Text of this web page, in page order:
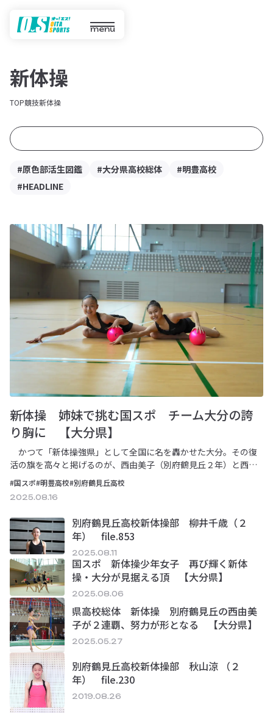
menu
新体操
TOP競技新体操
#原色部活生図鑑 #大分県高校総体
#明豊高校
#HEADLINE
新体操 姉妹で挑む国スポ チーム大分の誇
り胸に 【大分県】
かつて「新体操強県」として全国に名を轟かせた大分。その復
活の旗を高々と掲げるのが、西由美子（別府鶴見丘２年）と西真
美子（明豊中３年）の姉妹である。国スポ九州ブ…
#国スポ#明豊高校#別府鶴見丘高校
2025.08.16
別府鶴見丘高校新体操部 柳井千歳（２
年） file.853
2025.08.11
国スポ 新体操少年女子 再び輝く新体
操・大分が見据える頂 【大分県】
2025.08.06
県高校総体 新体操 別府鶴見丘の西由美
子が２連覇、努力が形となる 【大分県】
2025.05.27
別府鶴見丘高校新体操部 秋山涼 （２
年） file.230
2019.08.26